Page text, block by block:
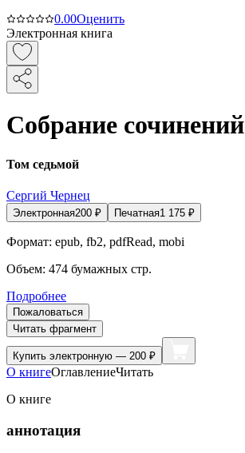
0.00Оценить
Электронная книга
Собрание сочинений
Том седьмой
Сергий Чернец
Электронная200 ₽ Печатная1 175 ₽
Формат: epub, fb2, pdfRead, mobi
Объем: 474 бумажных стр.
Подробнее
Пожаловаться
Читать фрагмент
Купить электронную — 200 ₽
О книгеОглавлениеЧитать
О книге
аннотация